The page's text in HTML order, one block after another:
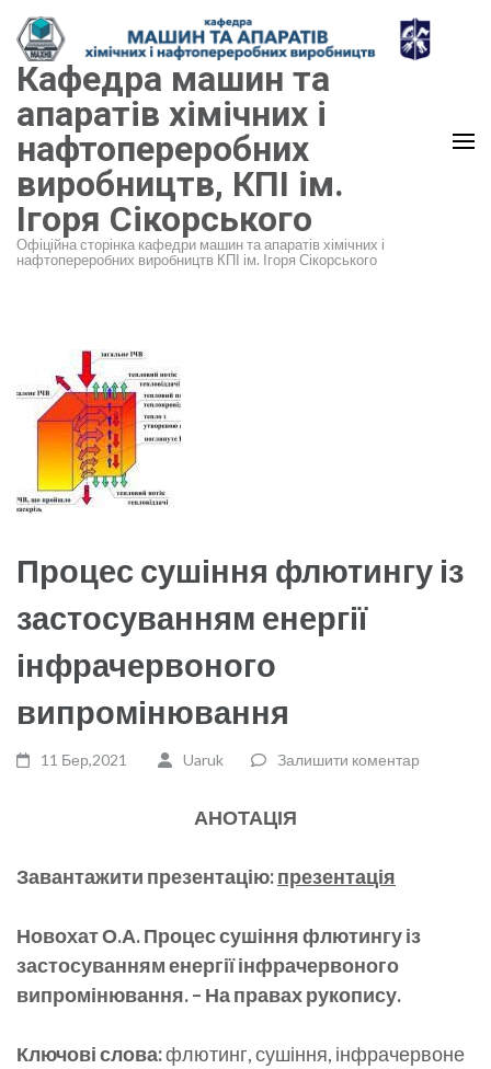
Перейти
до
вмісту
(натисніть
Enter)
Кафедра машин та
апаратів хімічних і
нафтопереробних
виробництв, КПІ ім.
Ігоря Сікорського
Офіційна сторінка кафедри машин та апаратів хімічних і
нафтопереробних виробництв КПІ ім. Ігоря Сікорського
Процес сушіння флютингу із
застосуванням енергії
інфрачервоного
випромінювання
11 Бер,2021 Uaruk Залишити коментар
АНОТАЦІЯ
Завантажити презентацію:презентація
Новохат О.А. Процес сушіння флютингу із
застосуванням енергії інфрачервоного
випромінювання. – На правах рукопису.
Ключові слова:флютинг, сушіння, інфрачервоне